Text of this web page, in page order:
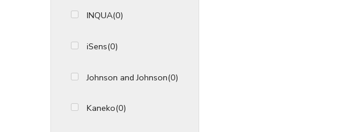
INQUA(0)
iSens(0)
Johnson and Johnson(0)
Kaneko(0)